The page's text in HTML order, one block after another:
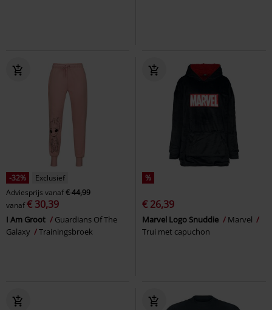
-32%
Exclusief
Adviesprijs vanaf€ 44,99
vanaf€ 30,39
I Am Groot
Guardians Of The
Galaxy
Trainingsbroek
%
€ 26,39
Marvel Logo Snuddie
Marvel
Trui met capuchon